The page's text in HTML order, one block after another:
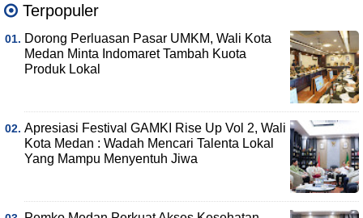
Terpopuler
Dorong Perluasan Pasar UMKM, Wali Kota
Medan Minta Indomaret Tambah Kuota
Produk Lokal
Apresiasi Festival GAMKI Rise Up Vol 2, Wali
Kota Medan : Wadah Mencari Talenta Lokal
Yang Mampu Menyentuh Jiwa